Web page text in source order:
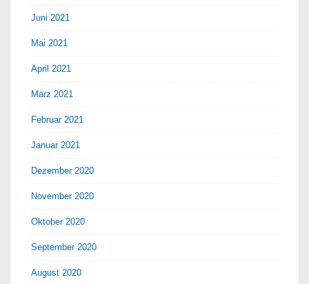
Juni 2021
Mai 2021
April 2021
März 2021
Februar 2021
Januar 2021
Dezember 2020
November 2020
Oktober 2020
September 2020
August 2020